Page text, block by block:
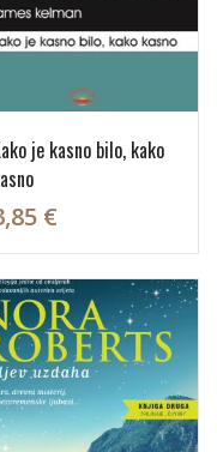
je kasno bilo, kako
€